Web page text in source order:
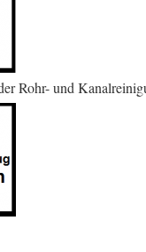
Rohr- und